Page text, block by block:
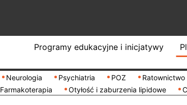
Programy edukacyjne i inicjatywy
Neurologia Psychiatria POZ
Farmakoterapia
Otyłość i zaburzenia lipidowe